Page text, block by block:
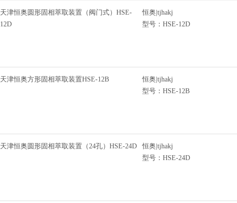
天津恒奥圆形固相萃取装置（阀门式）HSE-
12D
恒奥|tjhakj
型号：HSE-12D
天津恒奥方形固相萃取装置HSE-12B
恒奥|tjhakj
型号：HSE-12B
天津恒奥圆形固相萃取装置（24孔）HSE-24D
恒奥|tjhakj
型号：HSE-24D